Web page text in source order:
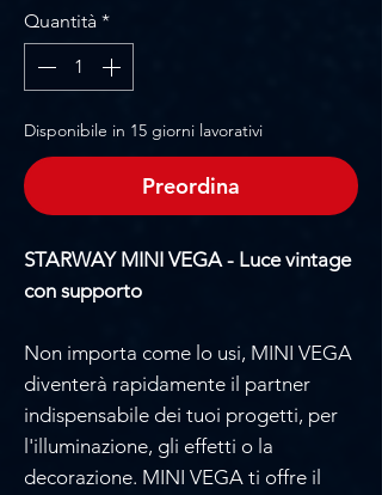
Quantità *
Disponibile in 15 giorni lavorativi
Preordina
STARWAY MINI VEGA - Luce vintage
con supporto
Non importa come lo usi, MINI VEGA
diventerà rapidamente il partner
indispensabile dei tuoi progetti, per
l'illuminazione, gli effetti o la
decorazione. MINI VEGA ti offre il